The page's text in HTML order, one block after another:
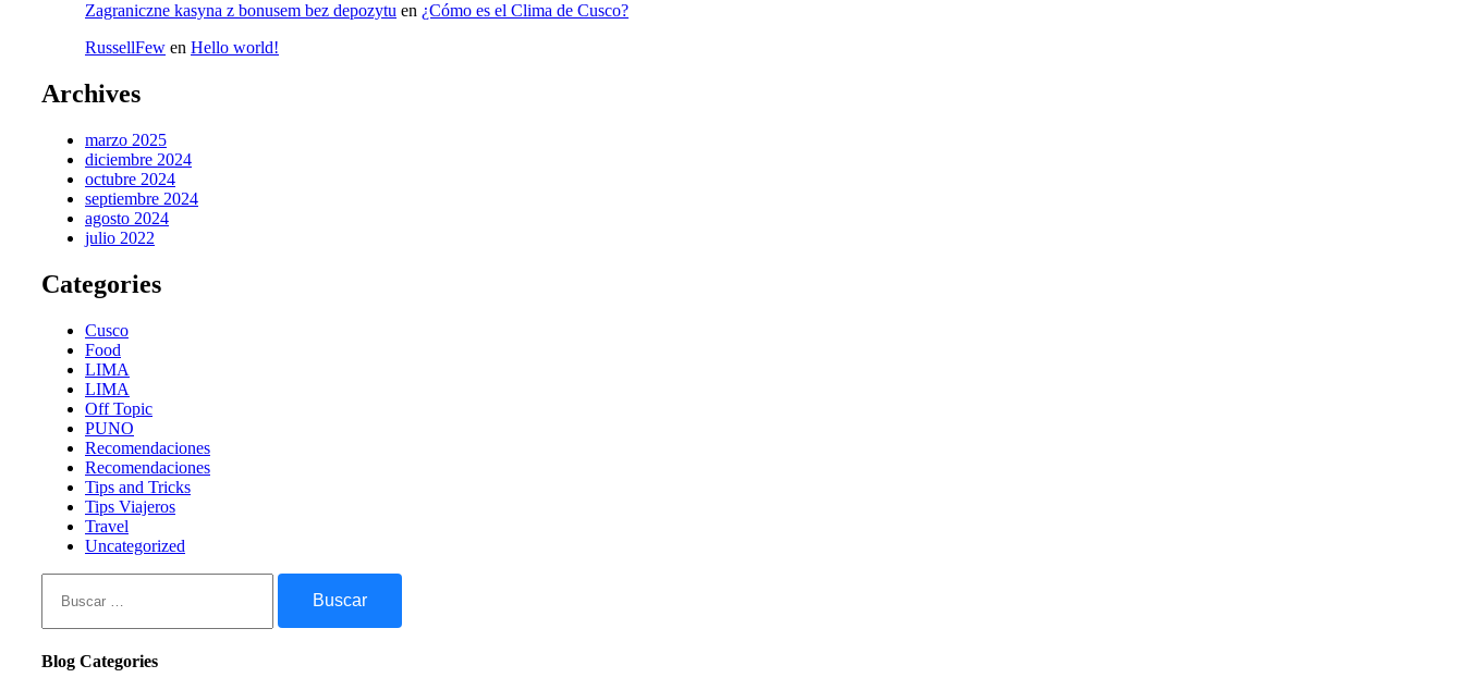
Zagraniczne kasyna z bonusem bez depozytu en ¿Cómo es el Clima de Cusco?
RussellFew en Hello world!
Archives
marzo 2025
diciembre 2024
octubre 2024
septiembre 2024
agosto 2024
julio 2022
Categories
Cusco
Food
LIMA
LIMA
Off Topic
PUNO
Recomendaciones
Recomendaciones
Tips and Tricks
Tips Viajeros
Travel
Uncategorized
Blog Categories